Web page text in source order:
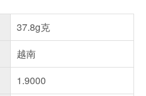
37.8g克
越南
1.9000